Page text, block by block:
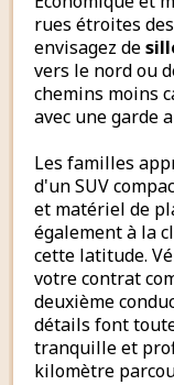
rues étroites
envisagez de
vers le nord ou
chemins moins
avec une garde
Les familles
d'un SUV
et matériel de
également à la
cette latitude.
votre contrat
deuxième
détails font
tranquille et
kilomètre